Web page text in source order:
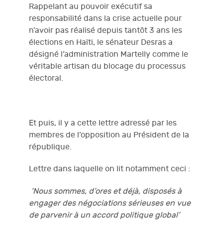
Rappelant au pouvoir exécutif sa
responsabilité dans la crise actuelle pour
n’avoir pas réalisé depuis tantôt 3 ans les
élections en Haïti, le sénateur Desras a
désigné l’administration Martelly comme le
véritable artisan du blocage du processus
électoral.
Et puis, il y a cette lettre adressé par les
membres de l’opposition au Président de la
république.
Lettre dans laquelle on lit notamment ceci :
‘Nous sommes, d’ores et déjà, disposés à
engager des négociations sérieuses en vue
de parvenir à un accord politique global’